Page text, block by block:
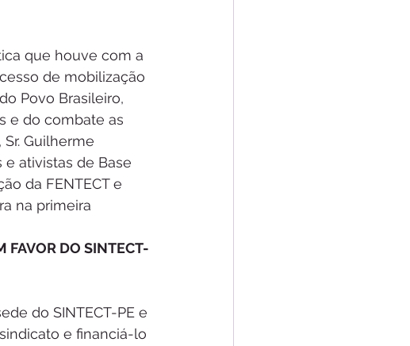
que houve com a
de mobilização
Povo Brasileiro,
e do combate as
Guilherme
ativistas de Base
da FENTECT e
na primeira
FAVOR DO SINTECT-
do SINTECT-PE e
e financiá-lo